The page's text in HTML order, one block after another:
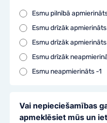
Esmu pilnībā
Esmu drīzāk
Esmu drīzāk
Esmu drīzāk
Esmu neapmierināts -1
Vai nepieciešamības
apmeklēsiet mūs un